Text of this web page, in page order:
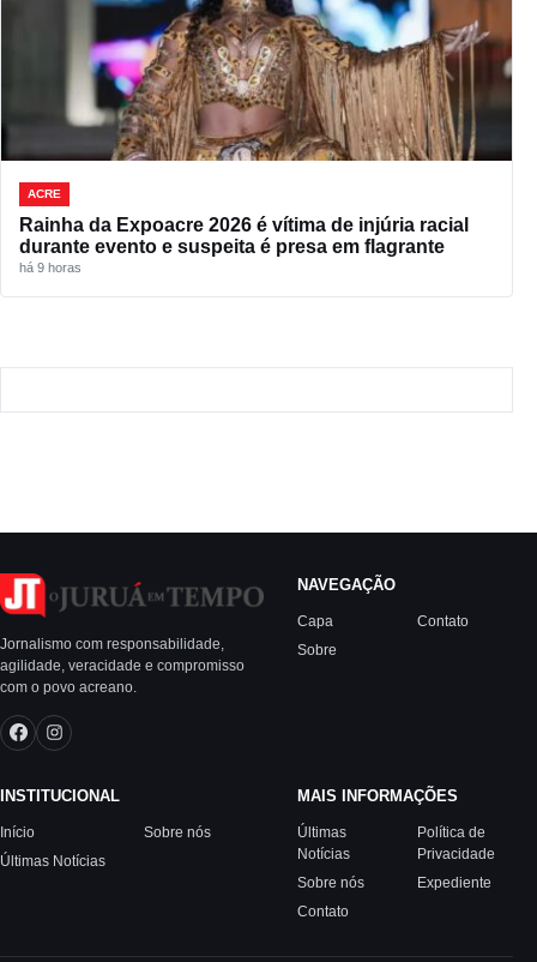
ACRE
Rainha da Expoacre 2026 é vítima de injúria racial
durante evento e suspeita é presa em flagrante
há 9 horas
Jornalismo com responsabilidade,
agilidade, veracidade e compromisso
com o povo acreano.
NAVEGAÇÃO
Capa
Sobre
Contato
INSTITUCIONAL
Início
Últimas Notícias
Sobre nós
MAIS INFORMAÇÕES
Últimas
Notícias
Sobre nós
Contato
Política de
Privacidade
Expediente